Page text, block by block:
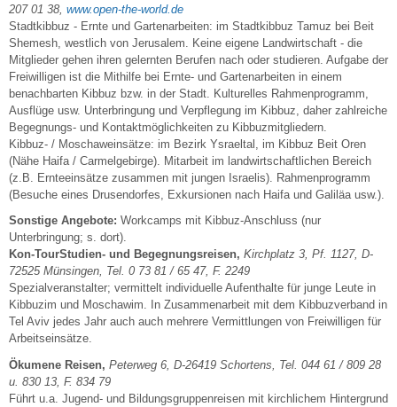
207 01 38, www.open-the-world.de
Stadtkibbuz - Ernte und Gartenarbeiten: im Stadtkibbuz Tamuz bei Beit
Shemesh, westlich von Jerusalem. Keine eigene Landwirtschaft - die
Mitglieder gehen ihren gelernten Berufen nach oder studieren. Aufgabe der
Freiwilligen ist die Mithilfe bei Ernte- und Gartenarbeiten in einem
benachbarten Kibbuz bzw. in der Stadt. Kulturelles Rahmenprogramm,
Ausflüge usw. Unterbringung und Verpflegung im Kibbuz, daher zahlreiche
Begegnungs- und Kontaktmöglichkeiten zu Kibbuzmitgliedern.
Kibbuz- / Moschaweinsätze: im Bezirk Ysraeltal, im Kibbuz Beit Oren
(Nähe Haifa / Carmelgebirge). Mitarbeit im landwirtschaftlichen Bereich
(z.B. Ernteeinsätze zusammen mit jungen Israelis). Rahmenprogramm
(Besuche eines Drusendorfes, Exkursionen nach Haifa und Galiläa usw.).
Sonstige Angebote: Workcamps mit Kibbuz-Anschluss (nur
Unterbringung; s. dort).
Kon-TourStudien- und Begegnungsreisen, Kirchplatz 3, Pf. 1127, D-
72525 Münsingen, Tel. 0 73 81 / 65 47, F. 2249
Spezialveranstalter; vermittelt individuelle Aufenthalte für junge Leute in
Kibbuzim und Moschawim. In Zusammenarbeit mit dem Kibbuzverband in
Tel Aviv jedes Jahr auch auch mehrere Vermittlungen von Freiwilligen für
Arbeitseinsätze.
Ökumene Reisen, Peterweg 6, D-26419 Schortens, Tel. 044 61 / 809 28
u. 830 13, F. 834 79
Führt u.a. Jugend- und Bildungsgruppenreisen mit kirchlichem Hintergrund